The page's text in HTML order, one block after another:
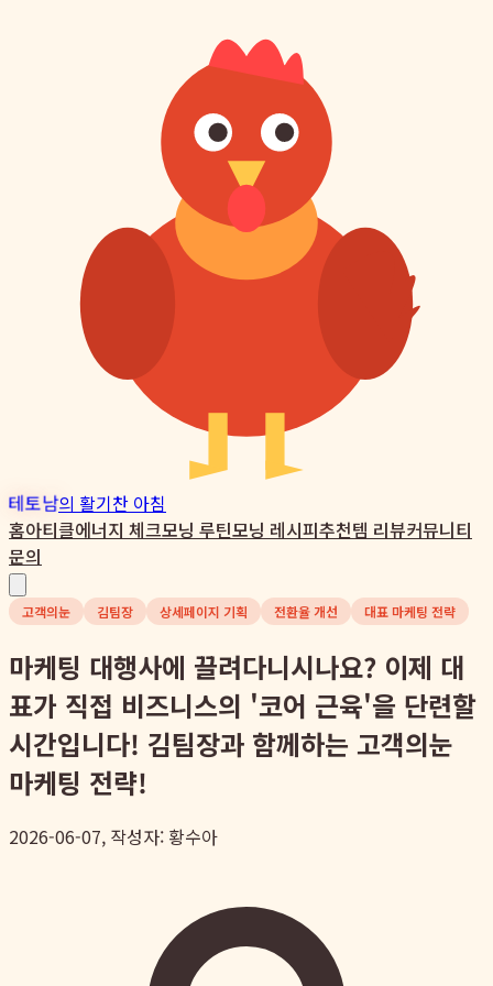
테토남의 활기찬 아침
홈아티클에너지 체크모닝 루틴모닝 레시피추천템 리뷰커뮤니티
문의
고객의눈 김팀장 상세페이지 기획 전환율 개선 대표 마케팅 전략
마케팅 대행사에 끌려다니시나요? 이제 대
표가 직접 비즈니스의 '코어 근육'을 단련할
시간입니다! 김팀장과 함께하는 고객의눈
마케팅 전략!
2026-06-07, 작성자: 황수아